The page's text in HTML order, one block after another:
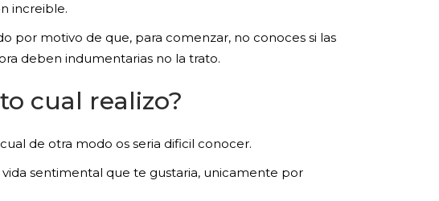
increible.
por motivo de que, para comenzar, no conoces si las
deben indumentarias no la trato.
cual realizo?
de otra modo os seria dificil conocer.
sentimental que te gustaria, unicamente por